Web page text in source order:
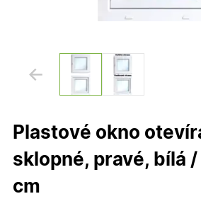
Plastové okno
sklopné, pravé, bílá
cm